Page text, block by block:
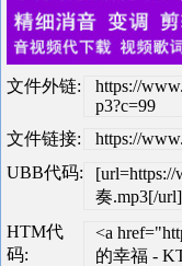
文件外链:
https://
p3?c=99
文件链接:
https://
UBB代码:
奏.mp3[/url]
HTM代
码:
<a
的幸福 -